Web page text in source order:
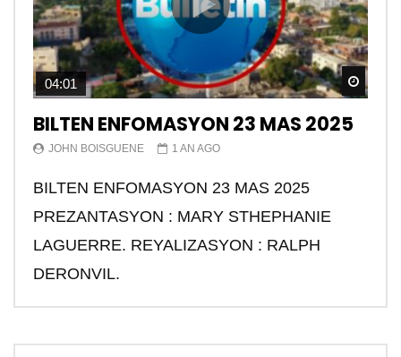
04:01
BILTEN ENFOMASYON 23 MAS 2025
JOHN BOISGUENE 1 AN AGO
BILTEN ENFOMASYON 23 MAS 2025
PREZANTASYON : MARY STHEPHANIE
LAGUERRE. REYALIZASYON : RALPH
DERONVIL.